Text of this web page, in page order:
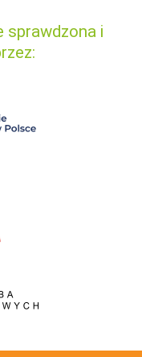
sprawdzona i